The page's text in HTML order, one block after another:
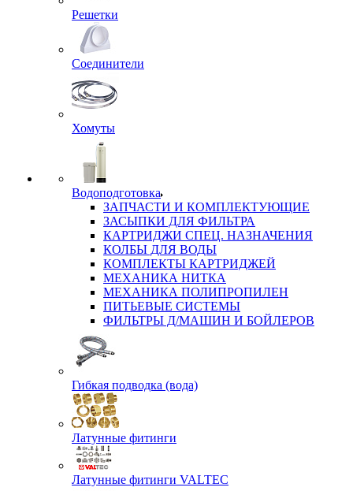
Решетки
Соединители
Хомуты
Водоподготовка
ЗАПЧАСТИ И КОМПЛЕКТУЮЩИЕ
ЗАСЫПКИ ДЛЯ ФИЛЬТРА
КАРТРИДЖИ СПЕЦ. НАЗНАЧЕНИЯ
КОЛБЫ ДЛЯ ВОДЫ
КОМПЛЕКТЫ КАРТРИДЖЕЙ
МЕХАНИКА НИТКА
МЕХАНИКА ПОЛИПРОПИЛЕН
ПИТЬЕВЫЕ СИСТЕМЫ
ФИЛЬТРЫ Д/МАШИН И БОЙЛЕРОВ
Гибкая подводка (вода)
Латунные фитинги
Латунные фитинги VALTEC